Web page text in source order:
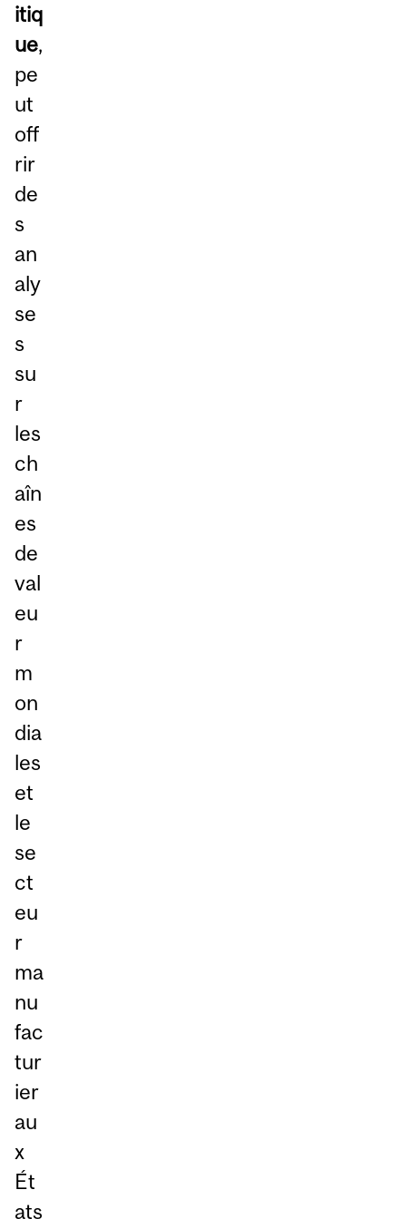
itiq
ue,
pe
ut
off
rir
de
s
an
aly
se
s
su
r
les
ch
aîn
es
de
val
eu
r
m
on
dia
les
et
le
se
ct
eu
r
ma
nu
fac
tur
ier
au
x
Ét
ats